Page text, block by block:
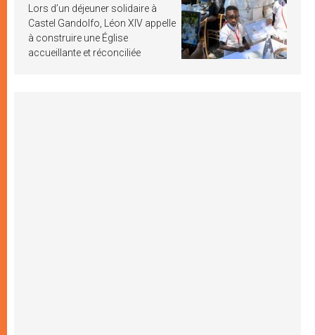
Lors d’un déjeuner solidaire à
Castel Gandolfo, Léon XIV appelle
à construire une Église
accueillante et réconciliée